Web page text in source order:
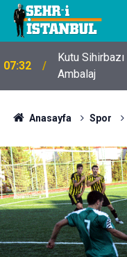
07:32
Kutu
Ambalaj
Anasayfa Spor